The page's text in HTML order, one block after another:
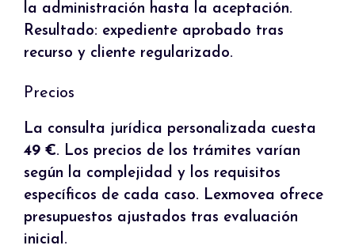
la administración hasta la aceptación.
Resultado: expediente aprobado tras
recurso y cliente regularizado.
Precios
La consulta jurídica personalizada cuesta
49 €. Los precios de los trámites varían
según la complejidad y los requisitos
específicos de cada caso. Lexmovea ofrece
presupuestos ajustados tras evaluación
inicial.